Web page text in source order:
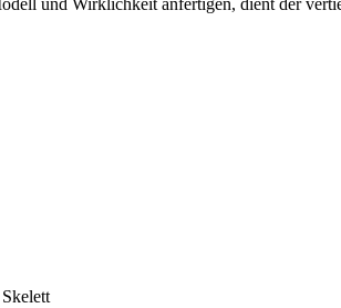
und Wirklichkeit anfertigen, dient der